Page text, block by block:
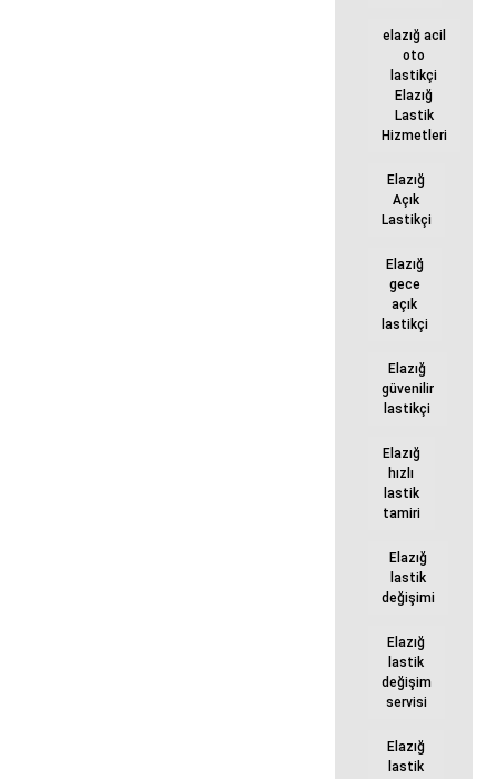
elazığ acil
oto
lastikçi
Elazığ
Lastik
Hizmetleri
Elazığ
Açık
Lastikçi
Elazığ
gece
açık
lastikçi
Elazığ
güvenilir
lastikçi
Elazığ
hızlı
lastik
tamiri
Elazığ
lastik
değişimi
Elazığ
lastik
değişim
servisi
Elazığ
lastik